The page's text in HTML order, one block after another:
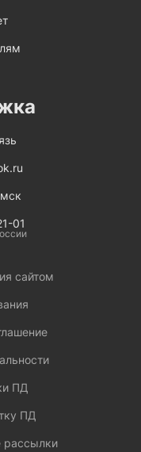
01
сайтом
ПД
ПД
рассылки